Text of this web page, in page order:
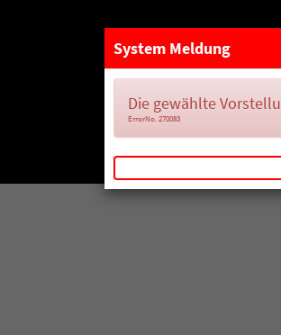
System Meldung
Die gewählte
ErrorNo. 270083